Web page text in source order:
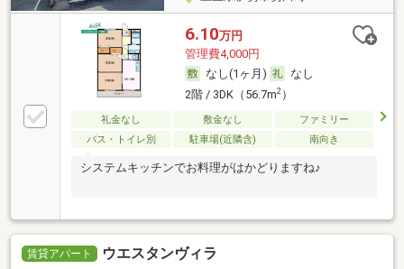
6.10万円
管理費4,000円
なし(1ヶ月)
なし
2階 / 3DK（56.7m2）
礼金なし 敷金なし
ファミリー
バス・トイレ別
駐車場(近隣含) 南向き
システムキッチンでお料理がはかどりますね♪
賃貸アパート ウエスタンヴィラ